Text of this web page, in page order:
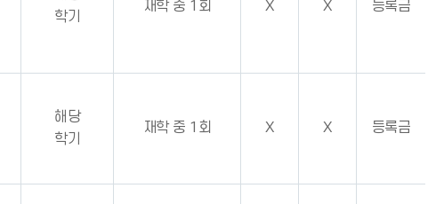
학기
재학 중 1회 X X 등록금
해당
학기
재학 중 1회 X X 등록금